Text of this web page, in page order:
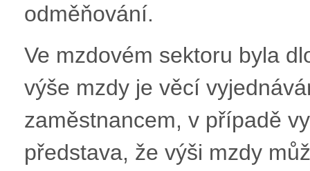
odměňování.
Ve mzdovém sektoru byla
výše mzdy je věcí
zaměstnancem, v případě
představa, že výši mzdy